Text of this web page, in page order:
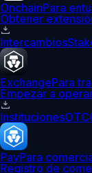
OnchainPara
Obtener
Intercambios
ExchangePara
Empezar a
InstitucionesOTC
PayPara
Registro de